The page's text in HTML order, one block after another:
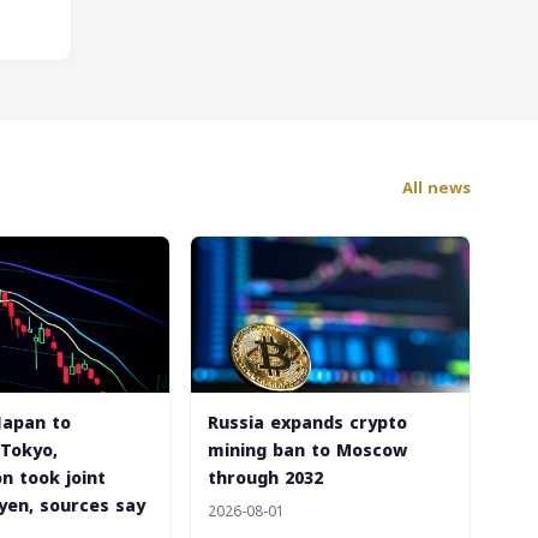
All news
to
took joint
sources say
Russia expands crypto
mining ban to Moscow
through 2032
2026-08-01